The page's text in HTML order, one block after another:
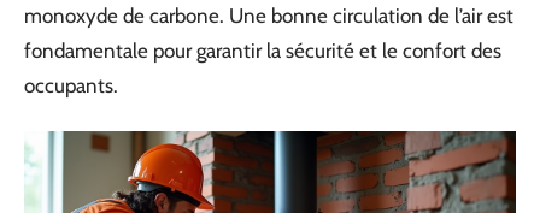
monoxyde de carbone. Une bonne circulation de l’air est
fondamentale pour garantir la sécurité et le confort des
occupants.